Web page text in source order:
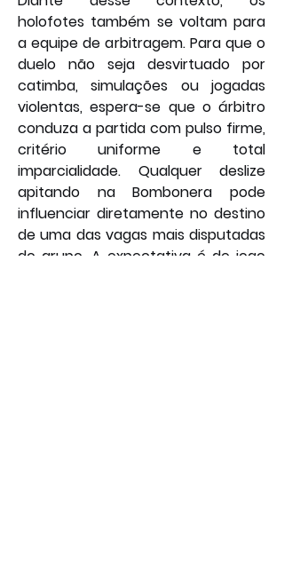
holofotes também se voltam para
a equipe de arbitragem. Para que o
duelo não seja desvirtuado por
catimba, simulações ou jogadas
violentas, espera-se que o árbitro
conduza a partida com pulso firme,
critério uniforme e total
imparcialidade. Qualquer deslize
apitando na Bombonera pode
influenciar diretamente no destino
de uma das vagas mais disputadas
do grupo. A expectativa é de jogo